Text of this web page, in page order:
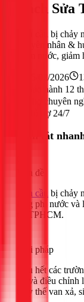
Cách
Bồn cầu bị
nguyên nhân &
kiệm nước,
25/02/2026
Bảo hành 12
Thợ chuyên
Hỗ trợ 24/7
Tóm tắt
Vấn đề
Bồn cầu
bị chảy
lãng phí nước
tại TPHCM.
Giải pháp
Hầu hết các
tra và điều
thay thế van xả,